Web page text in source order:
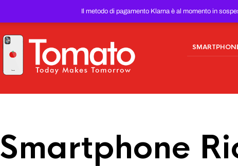
Il metodo di pagamento Klarna è al momento in
PREZZO DEL WEB!
Smartphone